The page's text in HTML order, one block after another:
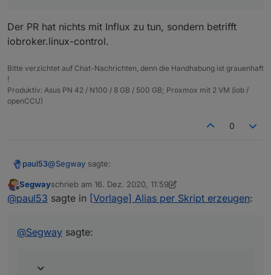
Der PR hat nichts mit Influx zu tun, sondern betrifft
iobroker.linux-control.
Bitte verzichtet auf Chat-Nachrichten, denn die Handhabung ist grauenhaft
!
Produktiv: Asus PN 42 / N100 / 8 GB / 500 GB; Proxmox mit 2 VM (iob /
openCCU)
0
paul53@Segway sagte:
das Skript anscheinend den "storgaeType:
Einstellung für die DB sein.
Segway
Offline
Segwayschrieb am 16. Dez. 2020, 11:59
zuletzt editiert von Segway
@paul53 sagte in [Vorlage] Alias per Skript erzeugen:
@Segway sagte: